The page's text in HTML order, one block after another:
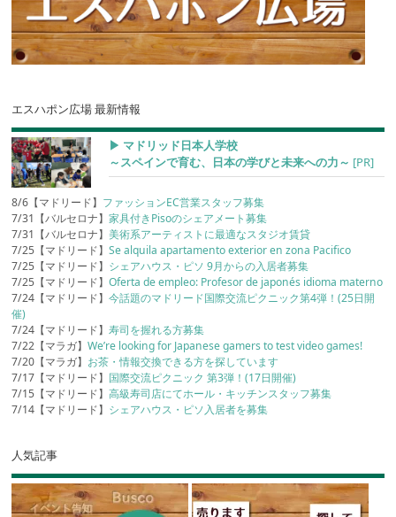
エスハポン広場 最新情報
▶︎ マドリッド日本人学校
～スペインで育む、日本の学びと未来への力～ [PR]
8/6【マドリード】 ファッションEC営業スタッフ募集
7/31【バルセロナ】家具付きPisoのシェアメート募集
7/31【バルセロナ】美術系アーティストに最適なスタジオ賃貸
7/25【マドリード】Se alquila apartamento exterior en zona Pacifico
7/25【マドリード】 シェアハウス・ピソ 9月からの入居者募集
7/25【マドリード】Oferta de empleo: Profesor de japonés idioma materno
7/24【マドリード】今話題のマドリード国際交流ピクニック第4弾！(25日開
催)
7/24【マドリード】寿司を握れる方募集
7/22【マラガ】We’re looking for Japanese gamers to test video games!
7/20【マラガ】 お茶・情報交換できる方を探しています
7/17【マドリード】 国際交流ピクニック 第3弾！(17日開催)
7/15【マドリード】高級寿司店にてホール・キッチンスタッフ募集
7/14【マドリード】 シェアハウス・ピソ入居者を募集
人気記事